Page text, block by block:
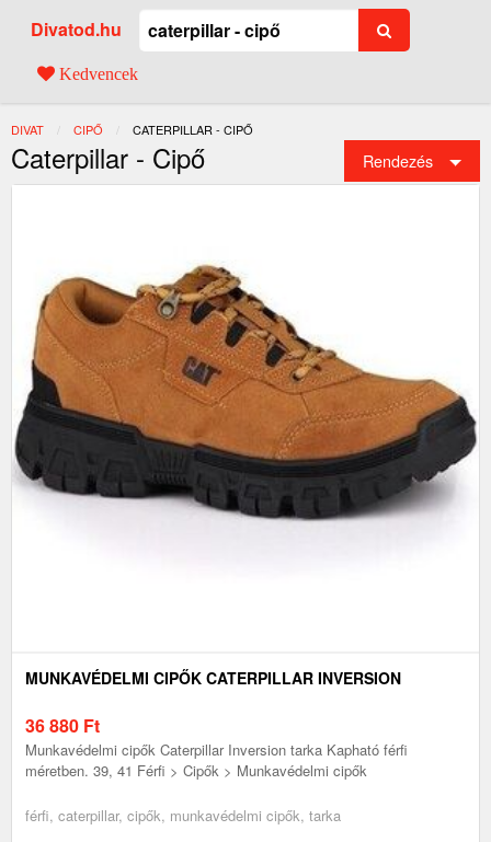
Divatod.hu
Kedvencek
DIVAT CIPŐ JELENLEGI:
CATERPILLAR - CIPŐ
Caterpillar - Cipő Rendezés
MUNKAVÉDELMI CIPŐK CATERPILLAR INVERSION
36 880 Ft
Munkavédelmi cipők Caterpillar Inversion tarka Kapható férfi
méretben. 39, 41 Férfi > Cipők > Munkavédelmi cipők
férfi, caterpillar, cipők, munkavédelmi cipők, tarka